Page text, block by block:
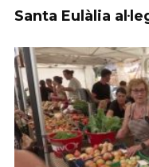
Santa Eulàlia